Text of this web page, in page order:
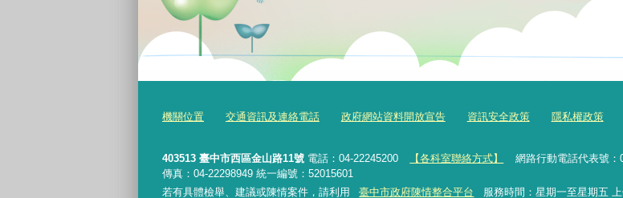
機關位置 交通資訊及連絡電話 政府網站資料開放宣告 資訊安全政策 隱私權政策
403513 臺中市西區金山路11號 電話：04-22245200 【各科室聯絡方式】
網路行動電話代表號：
傳真：04-22298949 統一編號：52015601
若有具體檢舉、建議或陳情案件，請利用
臺中市政府陳情整合平台 服務時間：星期一至星期五